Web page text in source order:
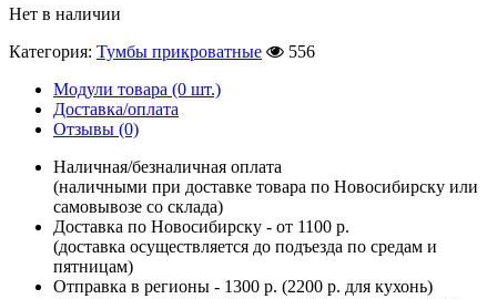
Нет в наличии
Категория: Тумбы прикроватные
556
Модули товара (0 шт.)
Доставка/оплата
Отзывы (0)
Наличная/безналичная оплата
(наличными при доставке товара по Новосибирску или
самовывозе со склада)
Доставка по Новосибирску - от 1100 р.
(доставка осуществляется до подъезда по средам и
пятницам)
Отправка в регионы - 1300 р. (2200 р. для кухонь)